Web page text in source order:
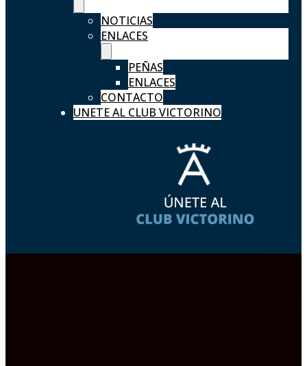
NOTICIAS
ENLACES
PEÑAS
ENLACES
CONTACTO
UNETE AL CLUB VICTORINO